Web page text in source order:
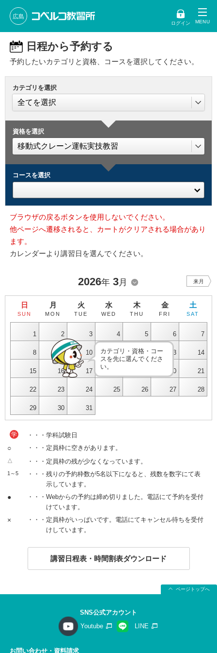
広島
ログイン
日程から予約する
予約したいカテゴリと資格、コースを選択してください。
カテゴリを選択
資格を選択
コースを選択
ブラウザの戻るボタンを使用しないでください。
他ページへ遷移されると、カートがクリアされる場合があり
ます。
カレンダーより講習日を選んでください。
2026年 3月 来月
日
SUN
月
MON
火
TUE
水
WED
木
THU
金
FRI
土
SAT
1 2 3 4 5 6 7
8 9 10 11 12 13 14
15 16 17 20 21
22 23 24 25 26 27 28
29 30 31
カテゴリ・資格・コー
スを先に選んでくださ
い。
学 ・・・学科試験日
○ ・・・定員枠に空きがあります。
△ ・・・定員枠の残が少なくなっています。
1～5
・・・残りの予約枠数が5名以下になると、残数を数字にて表
示しています。
●
・・・Webからの予約は締め切りました。電話にて予約を受付
けています。
×
・・・定員枠がいっぱいです。電話にてキャンセル待ちを受付
けしています。
講習日程表・時間割表ダウンロード
ページトップへ
SNS公式アカウント
Youtube
LINE
お問い合わせ・資料請求